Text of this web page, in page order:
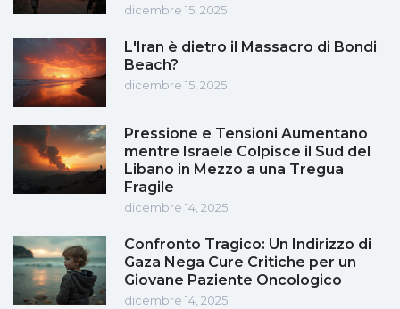
dicembre 15, 2025
L'Iran è dietro il Massacro di Bondi
Beach?
dicembre 15, 2025
Pressione e Tensioni Aumentano
mentre Israele Colpisce il Sud del
Libano in Mezzo a una Tregua
Fragile
dicembre 14, 2025
Confronto Tragico: Un Indirizzo di
Gaza Nega Cure Critiche per un
Giovane Paziente Oncologico
dicembre 14, 2025